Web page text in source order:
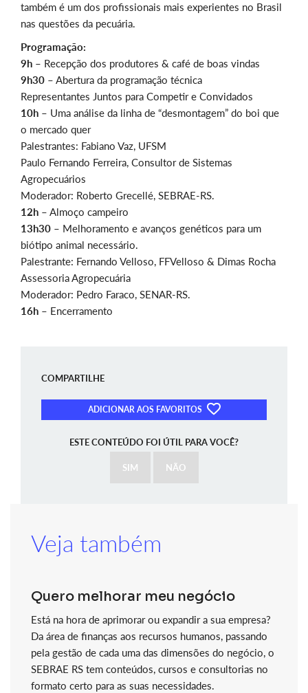
também é um dos profissionais mais experientes no Brasil
nas questões da pecuária.
Programação:
9h – Recepção dos produtores & café de boas vindas
9h30 – Abertura da programação técnica
Representantes Juntos para Competir e Convidados
10h – Uma análise da linha de “desmontagem” do boi que
o mercado quer
Palestrantes: Fabiano Vaz, UFSM
Paulo Fernando Ferreira, Consultor de Sistemas
Agropecuários
Moderador: Roberto Grecellé, SEBRAE-RS.
12h – Almoço campeiro
13h30 – Melhoramento e avanços genéticos para um
biótipo animal necessário.
Palestrante: Fernando Velloso, FFVelloso & Dimas Rocha
Assessoria Agropecuária
Moderador: Pedro Faraco, SENAR-RS.
16h – Encerramento
COMPARTILHE
ADICIONAR AOS FAVORITOS
ESTE CONTEÚDO FOI ÚTIL PARA VOCÊ?
SIM NÃO
Veja também
Quero melhorar meu negócio
Está na hora de aprimorar ou expandir a sua empresa?
Da área de finanças aos recursos humanos, passando
pela gestão de cada uma das dimensões do negócio, o
SEBRAE RS tem conteúdos, cursos e consultorias no
formato certo para as suas necessidades.